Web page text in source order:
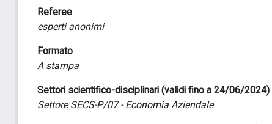
Referee
esperti anonimi
Formato
A stampa
Settori scientifico-disciplinari (validi fino a 24/06/2024)
Settore SECS-P/07 - Economia Aziendale